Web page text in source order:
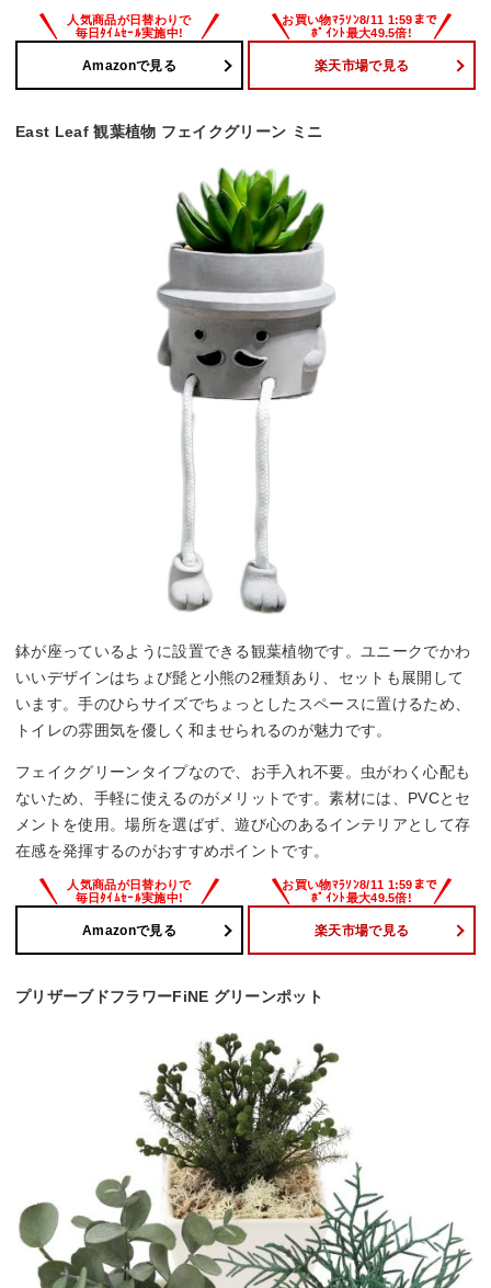
Amazonで見る 楽天市場で見る
East Leaf 観葉植物 フェイクグリーン ミニ
鉢が座っているように設置できる観葉植物です。ユニークでかわ
いいデザインはちょび髭と小熊の2種類あり、セットも展開して
います。手のひらサイズでちょっとしたスペースに置けるため、
トイレの雰囲気を優しく和ませられるのが魅力です。
フェイクグリーンタイプなので、お手入れ不要。虫がわく心配も
ないため、手軽に使えるのがメリットです。素材には、PVCとセ
メントを使用。場所を選ばず、遊び心のあるインテリアとして存
在感を発揮するのがおすすめポイントです。
Amazonで見る 楽天市場で見る
プリザーブドフラワーFiNE グリーンポット